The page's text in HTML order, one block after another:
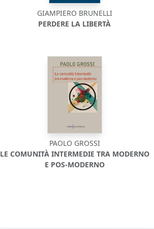
GIAMPIERO BRUNELLI
PERDERE LA LIBERTÀ
PAOLO GROSSI
LE COMUNITÀ INTERMEDIE TRA MODERNO
E POS-MODERNO